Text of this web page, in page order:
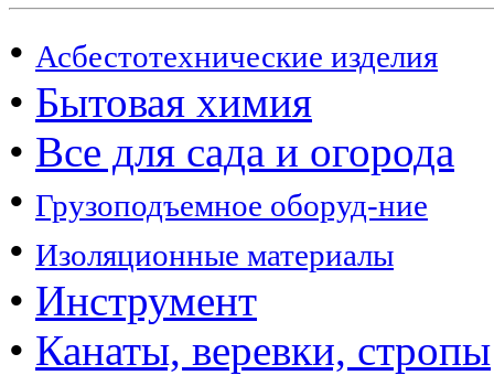
• Асбестотехнические изделия
• Бытовая химия
• Все для сада и огорода
• Грузоподъемное оборуд-ние
• Изоляционные материалы
• Инструмент
• Канаты, веревки, стропы